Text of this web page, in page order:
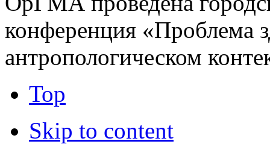
конференция «Проблема
антропологическом
Top
Skip to content